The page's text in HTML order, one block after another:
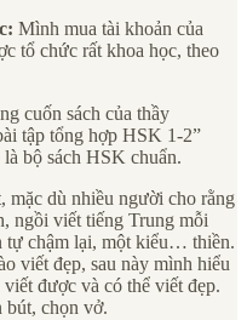
Mình mua tài khoản của
tổ chức rất khoa học, theo
cuốn sách của thầy
tập tổng hợp HSK 1-2”
bộ sách HSK chuẩn.
mặc dù nhiều người cho rằng
ngồi viết tiếng Trung mỗi
tự chậm lại, một kiểu… thiền.
viết đẹp, sau này mình hiểu
được và có thể viết đẹp.
bút, chọn vở.